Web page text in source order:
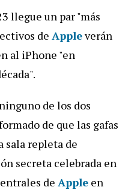
llegue un par "más
de Appleverán
al iPhone "en
de los dos
de que las gafas
sala repleta de
secreta celebrada en
de Apple en